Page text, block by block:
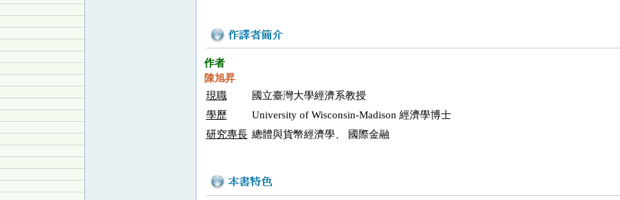
作者
陳旭昇
現職
國立臺灣大學經濟系教授
學歷
University of Wisconsin-Madison 經濟學博士
研究專長 總體與貨幣經濟學、 國際金融